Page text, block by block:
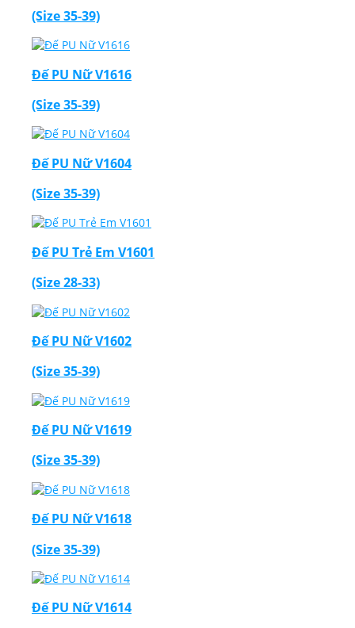
(Size 35-39)
Đế PU Nữ V1616
(Size 35-39)
Đế PU Nữ V1604
(Size 35-39)
Đế PU Trẻ Em V1601
(Size 28-33)
Đế PU Nữ V1602
(Size 35-39)
Đế PU Nữ V1619
(Size 35-39)
Đế PU Nữ V1618
(Size 35-39)
Đế PU Nữ V1614